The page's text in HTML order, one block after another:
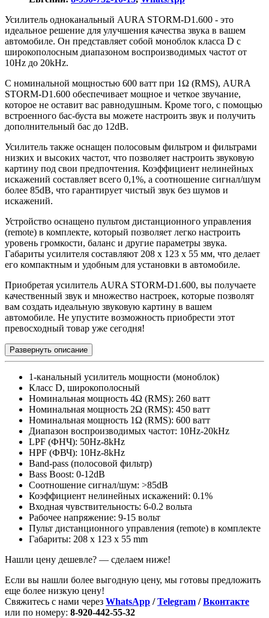
Усилитель одноканальный AURA STORM-D1.600 - это
идеальное решение для улучшения качества звука в вашем
автомобиле. Он представляет собой моноблок класса D с
широкополосным диапазоном воспроизводимых частот от
10Hz до 20kHz.
С номинальной мощностью 600 ватт при 1Ω (RMS), AURA
STORM-D1.600 обеспечивает мощное и четкое звучание,
которое не оставит вас равнодушным. Кроме того, с помощью
встроенного бас-буста вы можете настроить звук и получить
дополнительный бас до 12dB.
Усилитель также оснащен полосовым фильтром и фильтрами
низких и высоких частот, что позволяет настроить звуковую
картину под свои предпочтения. Коэффициент нелинейных
искажений составляет всего 0,1%, а соотношение сигнал/шум
более 85dB, что гарантирует чистый звук без шумов и
искажений.
Устройство оснащено пультом дистанционного управления
(remote) в комплекте, который позволяет легко настроить
уровень громкости, баланс и другие параметры звука.
Габариты усилителя составляют 208 x 123 x 55 мм, что делает
его компактным и удобным для установки в автомобиле.
Приобретая усилитель AURA STORM-D1.600, вы получаете
качественный звук и множество настроек, которые позволят
вам создать идеальную звуковую картину в вашем
автомобиле. Не упустите возможность приобрести этот
превосходный товар уже сегодня!
Развернуть описание
1-канальный усилитель мощности (моноблок)
Класс D, широкополосный
Номинальная мощность 4Ω (RMS): 260 ватт
Номинальная мощность 2Ω (RMS): 450 ватт
Номинальная мощность 1Ω (RMS): 600 ватт
Диапазон воспроизводимых частот: 10Hz-20kHz
LPF (ФНЧ): 50Hz-8kHz
HPF (ФВЧ): 10Hz-8kHz
Band-pass (полосовой фильтр)
Bass Boost: 0-12dB
Соотношение сигнал/шум: >85dB
Коэффициент нелинейных искажений: 0.1%
Входная чувствительность: 6-0.2 вольта
Рабочее напряжение: 9-15 вольт
Пульт дистанционного управления (remote) в комплекте
Габариты: 208 x 123 x 55 mm
Нашли цену дешевле? — сделаем ниже!
Если вы нашли более выгодную цену, мы готовы предложить
еще более низкую цену!
Свяжитесь с нами через WhatsApp /Telegram /Вконтакте
или по номеру: 8-920-442-55-32